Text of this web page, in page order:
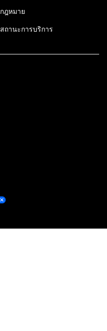
กฎหมาย
สถานะการบริการ